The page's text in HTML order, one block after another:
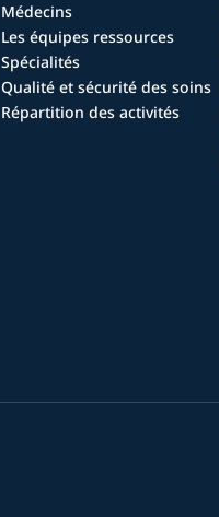
Médecins
Les équipes ressources
Spécialités
Qualité et sécurité des soins
Répartition des activités